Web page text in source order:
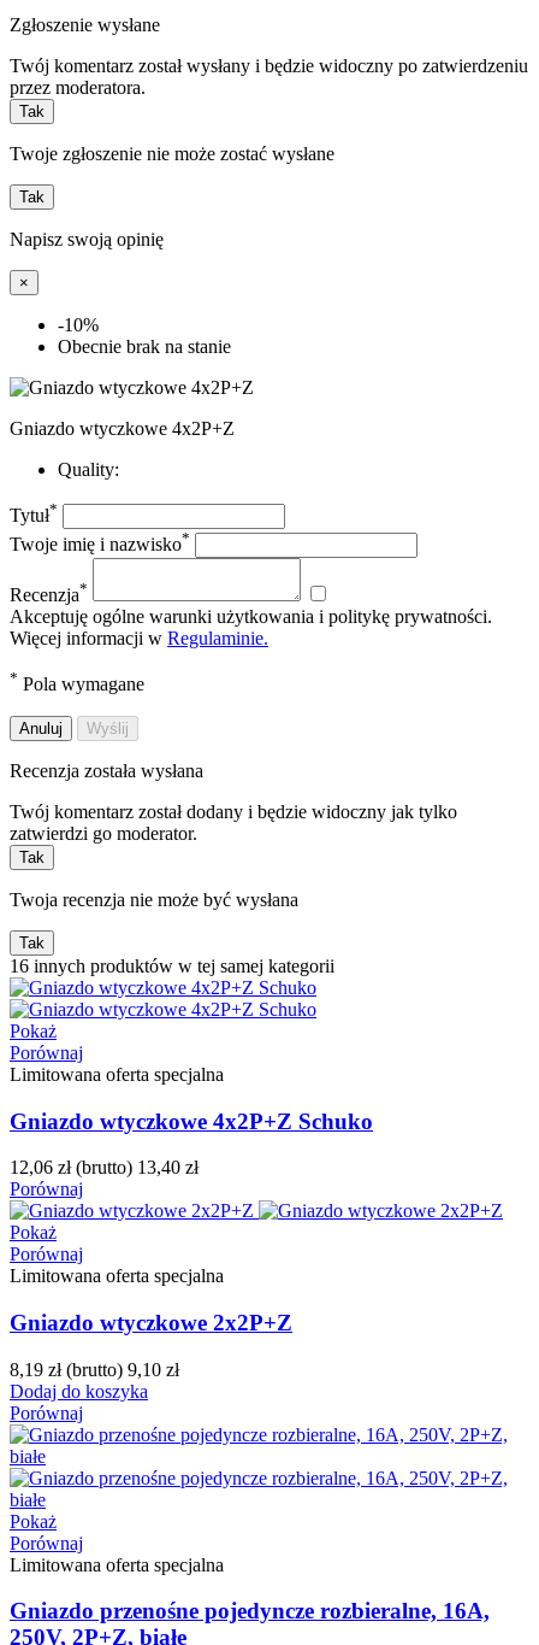
Zgłoszenie wysłane
Twój komentarz został wysłany i będzie widoczny po zatwierdzeniu
przez moderatora.
Tak
Twoje zgłoszenie nie może zostać wysłane
Tak
Napisz swoją opinię
×
-10%
Obecnie brak na stanie
Gniazdo wtyczkowe 4x2P+Z
Quality:
Tytuł*
Twoje imię i nazwisko*
Recenzja*
Akceptuję ogólne warunki użytkowania i politykę prywatności.
Więcej informacji w Regulaminie.
* Pola wymagane
Anuluj Wyślij
Recenzja została wysłana
Twój komentarz został dodany i będzie widoczny jak tylko
zatwierdzi go moderator.
Tak
Twoja recenzja nie może być wysłana
Tak
16 innych produktów w tej samej kategorii
Pokaż
Porównaj
Limitowana oferta specjalna
Gniazdo wtyczkowe 4x2P+Z Schuko
12,06 zł (brutto) 13,40 zł
Porównaj
Pokaż
Porównaj
Limitowana oferta specjalna
Gniazdo wtyczkowe 2x2P+Z
8,19 zł (brutto) 9,10 zł
Dodaj do koszyka
Porównaj
Pokaż
Porównaj
Limitowana oferta specjalna
Gniazdo przenośne pojedyncze rozbieralne, 16A,
250V, 2P+Z, białe